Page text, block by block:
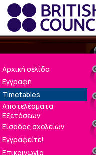
Αρχική σελίδα
Εγγραφή
Timetables
Αποτελέσματα
Εξετάσεων
Είσοδος σχολείων
Εγγραφείτε!
Επικοινωνία